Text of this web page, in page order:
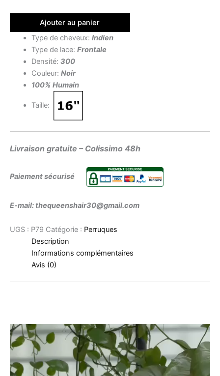
Ajouter au panier
Type de cheveux: Indien
Type de lace: Frontale
Densité: 300
Couleur: Noir
100% Humain
Taille:
Livraison gratuite – Colissimo 48h
Paiement sécurisé
E-mail: thequeenshair30@gmail.com
UGS : P79 Catégorie : Perruques
Description
Informations complémentaires
Avis (0)